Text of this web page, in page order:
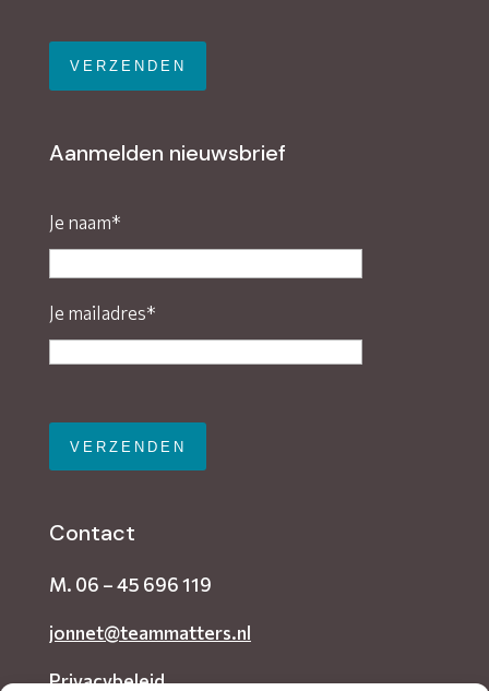
Aanmelden nieuwsbrief
Je naam*
Je mailadres*
Contact
M. 06 – 45 696 119
jonnet@teammatters.nl
Privacybeleid